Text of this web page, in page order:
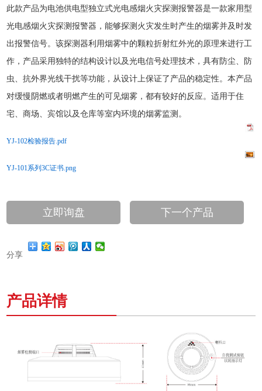
此款产品为电池供电型独立式光电感烟火灾探测报警器是一款家用型
光电感烟火灾探测报警器，能够探测火灾发生时产生的烟雾并及时发
出报警信号。该探测器利用烟雾中的颗粒折射红外光的原理来进行工
作，产品采用独特的结构设计以及光电信号处理技术，具有防尘、防
虫、抗外界光线干扰等功能，从设计上保证了产品的稳定性。本产品
对缓慢阴燃或者明燃产生的可见烟雾，都有较好的反应。适用于住
宅、商场、宾馆以及仓库等室内环境的烟雾监测。
YJ-102检验报告.pdf
YJ-101系列3C证书.png
立即询盘 下一个产品
分享
产品详情